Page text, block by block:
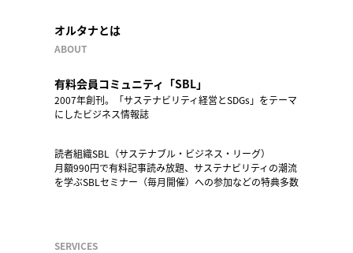
オルタナとは
ABOUT
有料会員コミュニティ「SBL」
2007年創刊。「サステナビリティ経営とSDGs」をテーマ
にしたビジネス情報誌
読者組織SBL（サステナブル・ビジネス・リーグ）
月額990円で有料記事読み放題、サステナビリティの潮流
を学ぶSBLセミナー（毎月開催）への参加などの特典多数
SERVICES